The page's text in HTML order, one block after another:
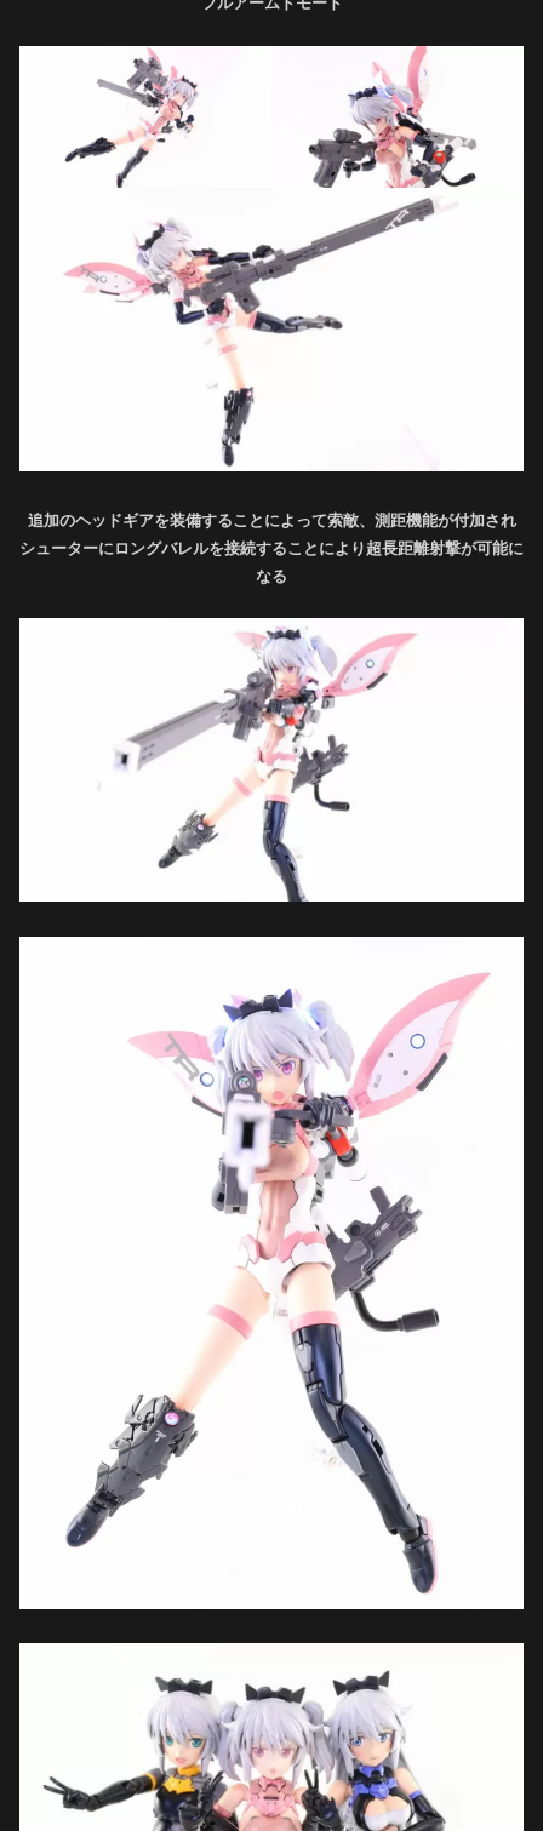
追加のヘッドギアを装備することによって索敵、測距機能が付加され
シューターにロングバレルを接続することにより超長距離射撃が可能に
なる